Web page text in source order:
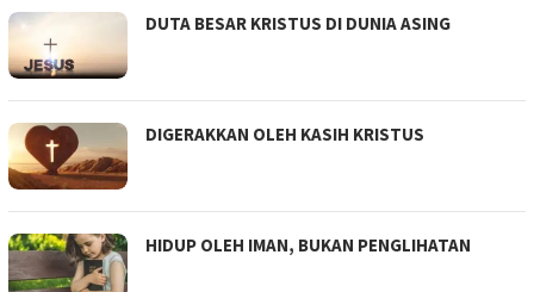
DUTA BESAR KRISTUS DI DUNIA ASING
DIGERAKKAN OLEH KASIH KRISTUS
HIDUP OLEH IMAN, BUKAN PENGLIHATAN